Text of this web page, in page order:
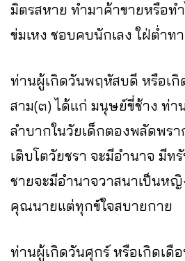
มิตรสหาย ทำมาค้าขายหรือท
ข่มเหง ชอบคบนักเลง ใฝ่ต่ำท
ท่านผู้เกิดวันพฤหัสบดี หรือเกิ
สาม(๓) ได้แก่ มนุษย์ขี่ช้าง ท่า
ลำบากในวัยเด็กตองพลัดพร
เติบโตวัยชรา จะมีอำนาจ มีท
ชายจะมีอำนาจวาสนาเป็นห
คุณนายแต่ทุกข์ใจสบายกาย
ท่านผู้เกิดวันศุกร์ หรือเกิดเดื